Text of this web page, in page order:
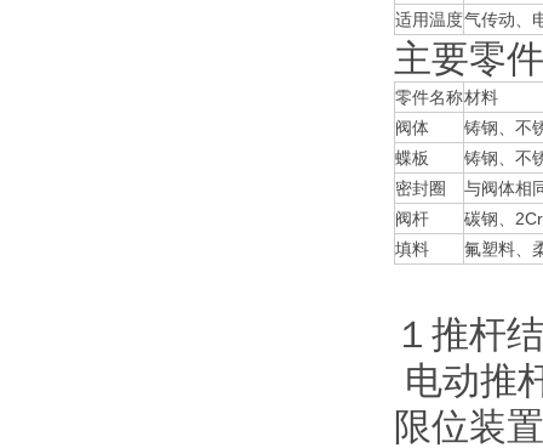
适用温度气传动、
主要零
零件名称材料
阀体
铸钢、不
蝶板
铸钢、不
密封圈
与阀体相
阀杆
碳钢、
填料
氟塑料、
１推杆
电动推
限位装